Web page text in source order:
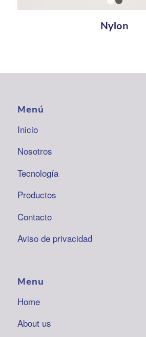
Nylon
Menú
Inicio
Nosotros
Tecnología
Productos
Contacto
Aviso de privacidad
Menu
Home
About us